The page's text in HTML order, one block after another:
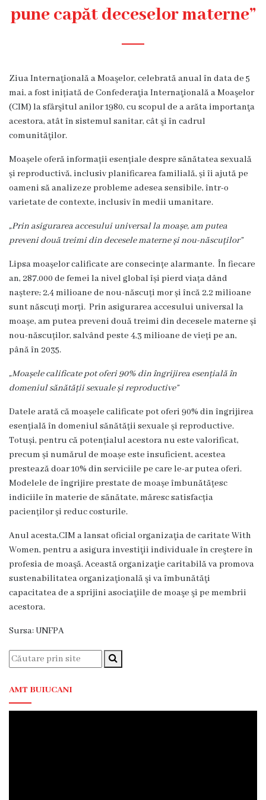
Secția
Medicină
de
Familie
2
Centrul
Femeii
AMT
Servicii
Consultative
Specializate
de
Ambulator
de
zi
Centrul
Medicilor
de
Familie
nr.4
Secția
Medicină
de
Familie
Servicii
Consultative
Specializate
Ambulator
Staționar
de
Centrul
pune capăt deceselor materne”
Ziua Internaţională a Moaşelor, celebrată anual în data de 5
mai, a fost inițiată de Confederaţia Internaţională a Moaşelor
(CIM) la sfârşitul anilor 1980, cu scopul de a arăta importanţa
acestora, atât în sistemul sanitar, cât şi în cadrul
comunităţilor.
Moașele oferă informații esențiale despre sănătatea sexuală
și reproductivă, inclusiv planificarea familială, și îi ajută pe
oameni să analizeze probleme adesea sensibile, într-o
varietate de contexte, inclusiv în medii umanitare.
„Prin asigurarea accesului universal la moașe, am putea
preveni două treimi din decesele materne și nou-născuților”
Lipsa moașelor calificate are consecințe alarmante. În fiecare
an, 287.000 de femei la nivel global își pierd viața dând
naștere; 2,4 milioane de nou-născuți mor și încă 2,2 milioane
sunt născuți morți. Prin asigurarea accesului universal la
moașe, am putea preveni două treimi din decesele materne și
nou-născuților, salvând peste 4,3 milioane de vieți pe an,
până în 2035.
„Moașele calificate pot oferi 90% din îngrijirea esențială în
domeniul sănătății sexuale și reproductive”
Datele arată că moașele calificate pot oferi 90% din îngrijirea
esențială în domeniul sănătății sexuale și reproductive.
Totuși, pentru că potențialul acestora nu este valorificat,
precum și numărul de moașe este insuficient, acestea
prestează doar 10% din serviciile pe care le-ar putea oferi.
Modelele de îngrijire prestate de moașe îmbunătățesc
indiciile în materie de sănătate, măresc satisfacția
pacienților și reduc costurile.
Anul acesta,CIM a lansat oficial organizaţia de caritate With
Women, pentru a asigura investiţii individuale în creştere în
profesia de moaşă. Această organizaţie caritabilă va promova
sustenabilitatea organizaţională şi va îmbunătăţi
capacitatea de a sprijini asociaţiile de moaşe şi pe membrii
acestora.
Sursa: UNFPA
AMT BUIUCANI